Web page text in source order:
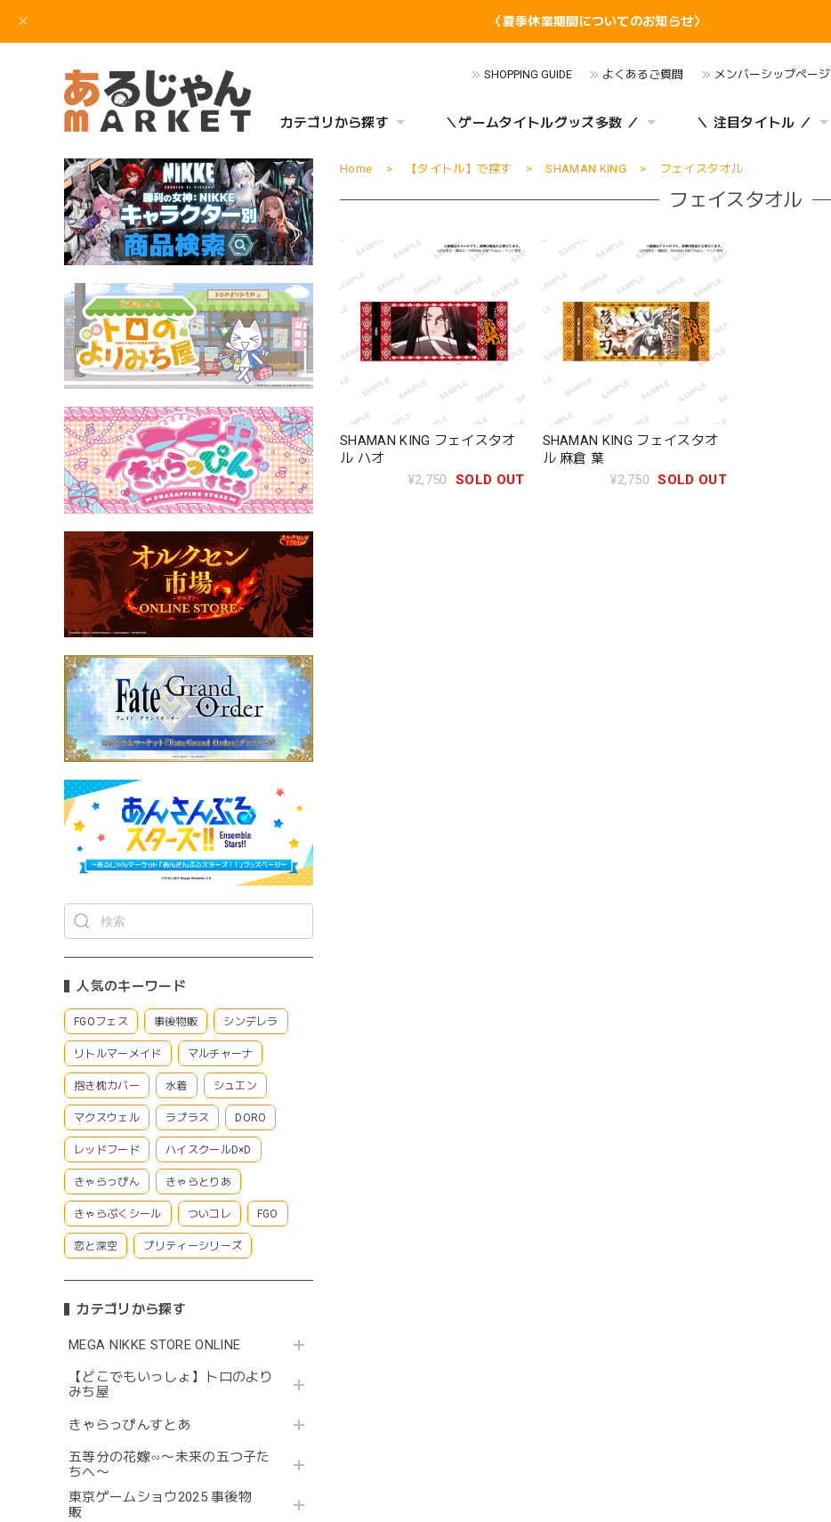
〈夏季休業期間についてのお知らせ〉
SHOPPING GUIDE よくあるご質問 メンバーシップページ
カテゴリから探す ＼ゲームタイトルグッズ多数 ／ ＼ 注目タイトル ／
人気のキーワード
FGOフェス 事後物販 シンデレラ
リトルマーメイド マルチャーナ
抱き枕カバー 水着 シュエン
マクスウェル ラプラス DORO
レッドフード ハイスクールD×D
きゃらっぴん きゃらとりあ
きゃらぷくシール ついコレ FGO
恋と深空 プリティーシリーズ
カテゴリから探す
MEGA NIKKE STORE ONLINE
【どこでもいっしょ】トロのより
みち屋
きゃらっぴんすとあ
五等分の花嫁∽〜未来の五つ子た
ちへ〜
東京ゲームショウ2025 事後物
販
Home 【タイトル】で探す SHAMAN KING フェイスタオル
フェイスタオル
SHAMAN KING フェイスタオ
ル ハオ
¥2,750
SOLD OUT
SHAMAN KING フェイスタオ
ル 麻倉 葉
¥2,750 SOLD OUT